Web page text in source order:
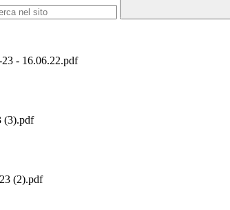
- 16.06.22.pdf
(3).pdf
(2).pdf